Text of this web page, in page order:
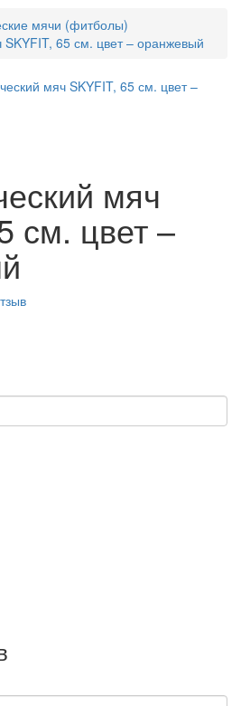
мячи (фитболы)
SKYFIT, 65 см. цвет – оранжевый
мяч
см. цвет –